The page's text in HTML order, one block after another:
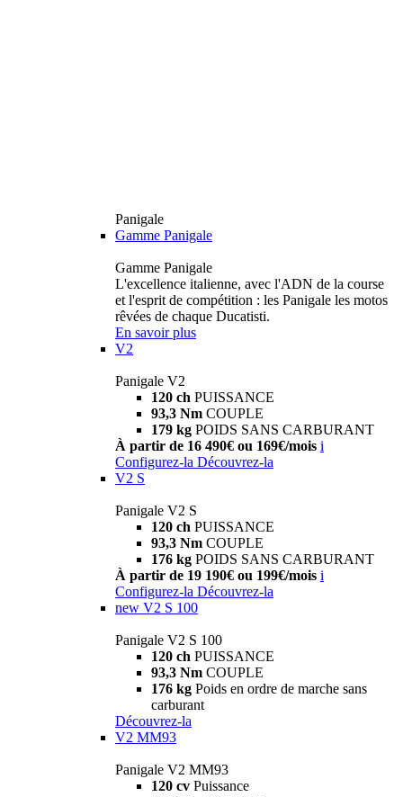
Panigale
Gamme Panigale
Gamme Panigale
L'excellence italienne, avec l'ADN de la course
et l'esprit de compétition : les Panigale les motos
rêvées de chaque Ducatisti.
En savoir plus
V2
Panigale V2
120 ch PUISSANCE
93,3 Nm COUPLE
179 kg POIDS SANS CARBURANT
À partir de 16 490€ ou 169€/mois i
Configurez-la Découvrez-la
V2 S
Panigale V2 S
120 ch PUISSANCE
93,3 Nm COUPLE
176 kg POIDS SANS CARBURANT
À partir de 19 190€ ou 199€/mois i
Configurez-la Découvrez-la
new V2 S 100
Panigale V2 S 100
120 ch PUISSANCE
93,3 Nm COUPLE
176 kg Poids en ordre de marche sans
carburant
Découvrez-la
V2 MM93
Panigale V2 MM93
120 cv Puissance